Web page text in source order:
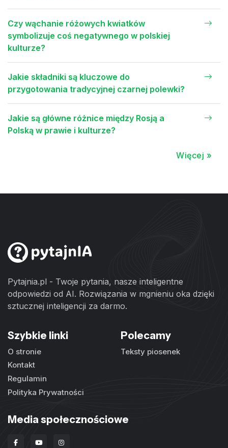
Czy wąchanie różowych kwiatków
symbolizuje coś negatywnego w polskiej
kulturze?
Jakie składniki są kluczowe do
przygotowania tradycyjnej czarnej polewki?
Jakie są główne różnice między Rosją a
Polską w prawie i kulturze?
Więcej »
Pytajnia.pl - Twoje pytania, nasze inteligentne
odpowiedzi od AI. Rozwiązania w mgnieniu oka dzięki
sztucznej inteligencji za darmo.
Szybkie linki
O stronie
Kontakt
Regulamin
Polityka Prywatności
Polecamy
Teksty piosenek
Media społecznościowe